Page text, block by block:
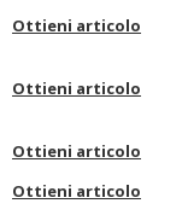
Ottieni articolo
Ottieni articolo
Ottieni articolo
Ottieni articolo